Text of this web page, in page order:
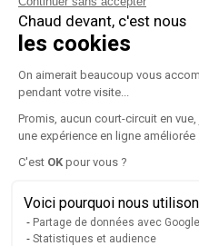
Chaud devant, c'est nous
les cookies
Plateforme de
On aimerait beaucoup vous
pendant votre visite...
Promis, aucun court-circuit en
une expérience en ligne améliorée
C'est OK pour vous ?
Voici pourquoi nous
Partage de données avec Google
Statistiques et audience
Déviation :
Code douane :
Pays d'origine :
Unité de contenu : PC
Valeur échelle normale : N/A
Largeur de l'unité
Longueur de l'unité
d'emballage :